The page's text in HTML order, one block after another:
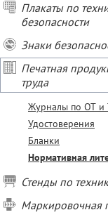
Плакаты по
безопасности
Знаки
Печатная
труда
Журналы по ОТ и
Удостоверения
Бланки
Нормативная
Стенды по
Маркировочная